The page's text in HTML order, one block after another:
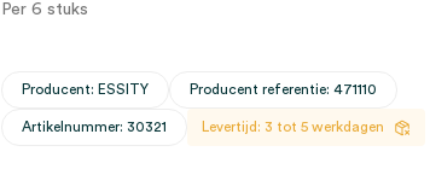
Per 6 stuks
Producent: ESSITY Producent referentie: 471110
Artikelnummer: 30321 Levertijd: 3 tot 5 werkdagen